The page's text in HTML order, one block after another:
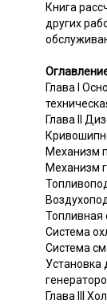
Книга
других
Глава I
Глава II
Механизм
Механизм
Топливная
Система
Система
Установка
Глава III